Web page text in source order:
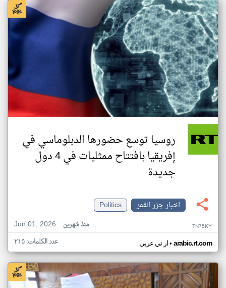
روسيا توسع حضورها الدبلوماسي في
إفريقيا بافتتاح ممثليات في 4 دول
جديدة
اخبار جزر القمر
Politics
Jun 01, 2026
منذ شهرين TN75KY
ار تي عربي• arabic.rt.com عدد الكلمات: ٢١٥